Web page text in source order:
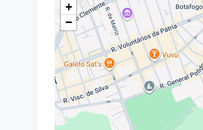
+
−